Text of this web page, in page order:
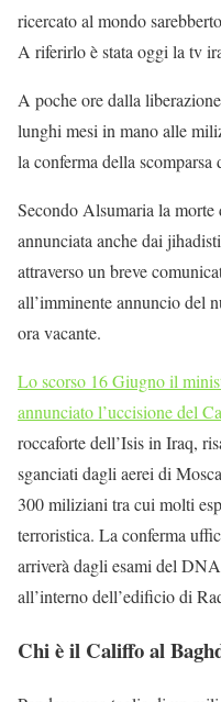
ricercato al mondo
A riferirlo è stata oggi la tv
A poche ore dalla
lunghi mesi in mano alle
la conferma della scomparsa
Secondo Alsumaria la morte
annunciata anche dai
attraverso un breve
all’imminente annuncio del
ora vacante.
Lo scorso 16 Giugno il
annunciato l’uccisione del
roccaforte dell’Isis in Iraq,
sganciati dagli aerei di
300 miliziani tra cui molti
terroristica. La conferma
arriverà dagli esami del
all’interno dell’edificio di
Chi è il Califfo al